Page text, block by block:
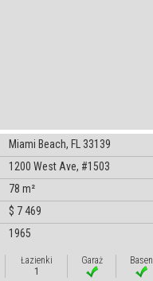
Miami Beach, FL 33139
1200 West Ave, #1503
78 m²
$ 7 469
1965
Łazienki
1
Garaż Basen